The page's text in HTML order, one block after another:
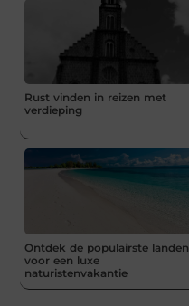
Rust vinden in reizen met
verdieping
Ontdek de populairste landen
voor een luxe
naturistenvakantie